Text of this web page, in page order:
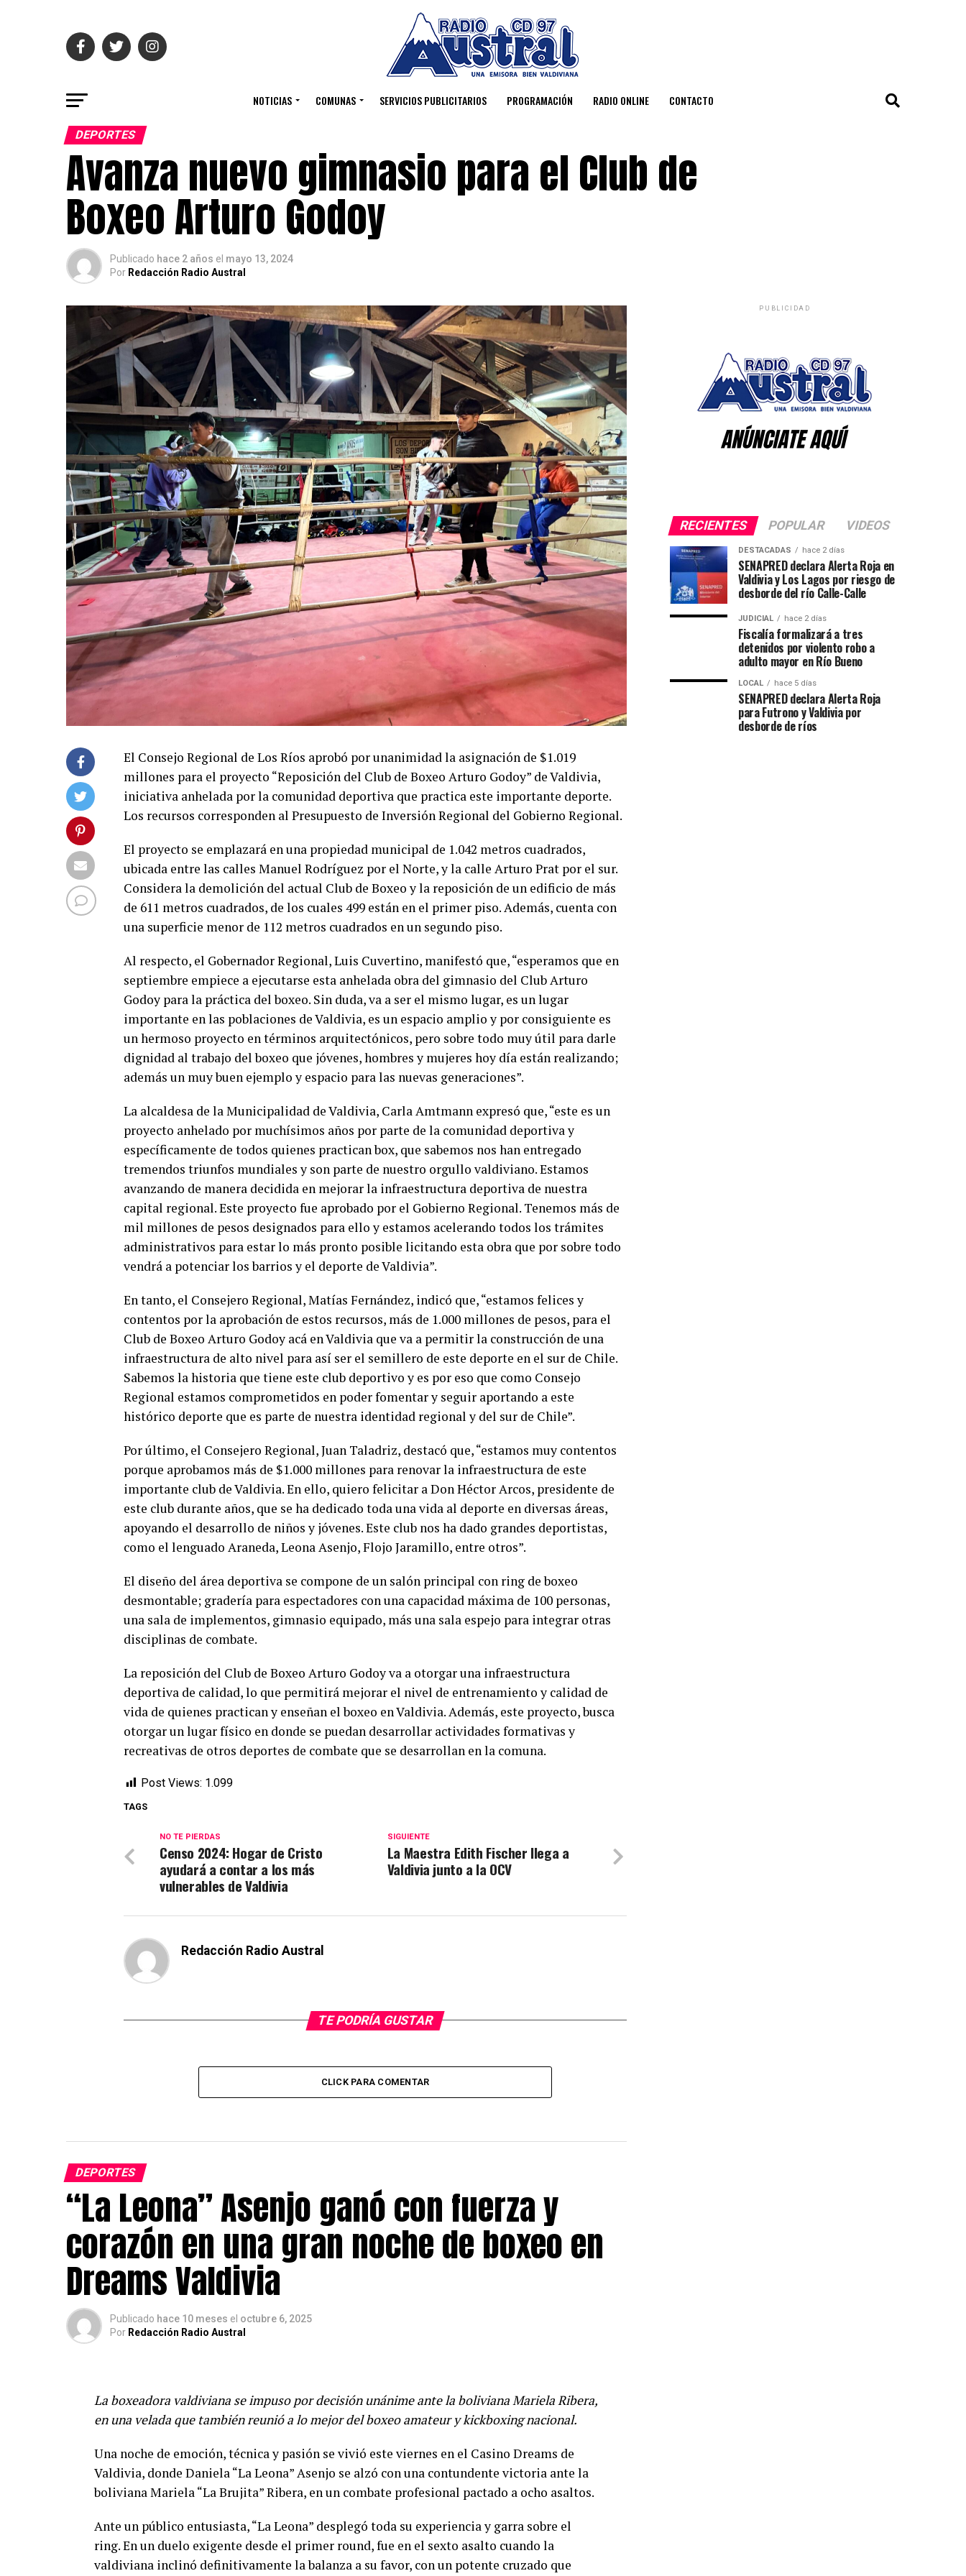
NOTICIAS COMUNAS SERVICIOS PUBLICITARIOS PROGRAMACIÓN RADIO ONLINE CONTACTO
DEPORTES
Avanza nuevo gimnasio para el Club de
Boxeo Arturo Godoy
Publicado hace 2 años el mayo 13, 2024
Por Redacción Radio Austral
El Consejo Regional de Los Ríos aprobó por unanimidad la asignación de $1.019
millones para el proyecto “Reposición del Club de Boxeo Arturo Godoy” de Valdivia,
iniciativa anhelada por la comunidad deportiva que practica este importante deporte.
Los recursos corresponden al Presupuesto de Inversión Regional del Gobierno Regional.
El proyecto se emplazará en una propiedad municipal de 1.042 metros cuadrados,
ubicada entre las calles Manuel Rodríguez por el Norte, y la calle Arturo Prat por el sur.
Considera la demolición del actual Club de Boxeo y la reposición de un edificio de más
de 611 metros cuadrados, de los cuales 499 están en el primer piso. Además, cuenta con
una superficie menor de 112 metros cuadrados en un segundo piso.
Al respecto, el Gobernador Regional, Luis Cuvertino, manifestó que, “esperamos que en
septiembre empiece a ejecutarse esta anhelada obra del gimnasio del Club Arturo
Godoy para la práctica del boxeo. Sin duda, va a ser el mismo lugar, es un lugar
importante en las poblaciones de Valdivia, es un espacio amplio y por consiguiente es
un hermoso proyecto en términos arquitectónicos, pero sobre todo muy útil para darle
dignidad al trabajo del boxeo que jóvenes, hombres y mujeres hoy día están realizando;
además un muy buen ejemplo y espacio para las nuevas generaciones”.
La alcaldesa de la Municipalidad de Valdivia, Carla Amtmann expresó que, “este es un
proyecto anhelado por muchísimos años por parte de la comunidad deportiva y
específicamente de todos quienes practican box, que sabemos nos han entregado
tremendos triunfos mundiales y son parte de nuestro orgullo valdiviano. Estamos
avanzando de manera decidida en mejorar la infraestructura deportiva de nuestra
capital regional. Este proyecto fue aprobado por el Gobierno Regional. Tenemos más de
mil millones de pesos designados para ello y estamos acelerando todos los trámites
administrativos para estar lo más pronto posible licitando esta obra que por sobre todo
vendrá a potenciar los barrios y el deporte de Valdivia”.
En tanto, el Consejero Regional, Matías Fernández, indicó que, “estamos felices y
contentos por la aprobación de estos recursos, más de 1.000 millones de pesos, para el
Club de Boxeo Arturo Godoy acá en Valdivia que va a permitir la construcción de una
infraestructura de alto nivel para así ser el semillero de este deporte en el sur de Chile.
Sabemos la historia que tiene este club deportivo y es por eso que como Consejo
Regional estamos comprometidos en poder fomentar y seguir aportando a este
histórico deporte que es parte de nuestra identidad regional y del sur de Chile”.
Por último, el Consejero Regional, Juan Taladriz, destacó que, “estamos muy contentos
porque aprobamos más de $1.000 millones para renovar la infraestructura de este
importante club de Valdivia. En ello, quiero felicitar a Don Héctor Arcos, presidente de
este club durante años, que se ha dedicado toda una vida al deporte en diversas áreas,
apoyando el desarrollo de niños y jóvenes. Este club nos ha dado grandes deportistas,
como el lenguado Araneda, Leona Asenjo, Flojo Jaramillo, entre otros”.
El diseño del área deportiva se compone de un salón principal con ring de boxeo
desmontable; gradería para espectadores con una capacidad máxima de 100 personas,
una sala de implementos, gimnasio equipado, más una sala espejo para integrar otras
disciplinas de combate.
La reposición del Club de Boxeo Arturo Godoy va a otorgar una infraestructura
deportiva de calidad, lo que permitirá mejorar el nivel de entrenamiento y calidad de
vida de quienes practican y enseñan el boxeo en Valdivia. Además, este proyecto, busca
otorgar un lugar físico en donde se puedan desarrollar actividades formativas y
recreativas de otros deportes de combate que se desarrollan en la comuna.
Post Views: 1.099
TAGS
SIGUIENTE
La Maestra Edith Fischer llega a
Valdivia junto a la OCV
NO TE PIERDAS
Censo 2024: Hogar de Cristo
ayudará a contar a los más
vulnerables de Valdivia
Redacción Radio Austral
TE PODRÍA GUSTAR
CLICK PARA COMENTAR
DEPORTES
“La Leona” Asenjo ganó con fuerza y
corazón en una gran noche de boxeo en
Dreams Valdivia
Publicado hace 10 meses el octubre 6, 2025
Por Redacción Radio Austral
La boxeadora valdiviana se impuso por decisión unánime ante la boliviana Mariela Ribera,
en una velada que también reunió a lo mejor del boxeo amateur y kickboxing nacional.
Una noche de emoción, técnica y pasión se vivió este viernes en el Casino Dreams de
Valdivia, donde Daniela “La Leona” Asenjo se alzó con una contundente victoria ante la
boliviana Mariela “La Brujita” Ribera, en un combate profesional pactado a ocho asaltos.
Ante un público entusiasta, “La Leona” desplegó toda su experiencia y garra sobre el
ring. En un duelo exigente desde el primer round, fue en el sexto asalto cuando la
valdiviana inclinó definitivamente la balanza a su favor, con un potente cruzado que
PUBLICIDAD
RECIENTES POPULAR VIDEOS
DESTACADAS hace 2 días
SENAPRED declara Alerta Roja en
Valdivia y Los Lagos por riesgo de
desborde del río Calle-Calle
JUDICIAL hace 2 días
Fiscalía formalizará a tres
detenidos por violento robo a
adulto mayor en Río Bueno
LOCAL hace 5 días
SENAPRED declara Alerta Roja
para Futrono y Valdivia por
desborde de ríos